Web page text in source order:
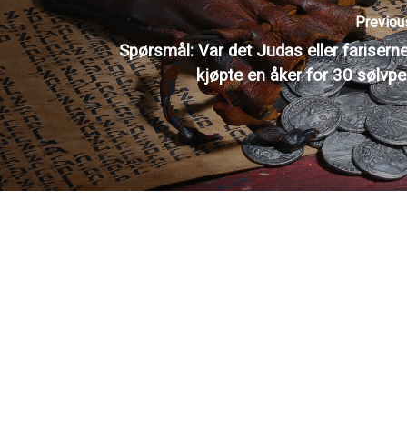
Spørsmål: Var det Judas eller
kjøpte en åker for 30